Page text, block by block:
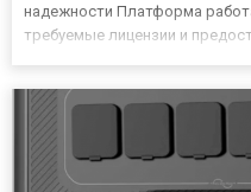
надежности Платформа
требуемые лицензии и